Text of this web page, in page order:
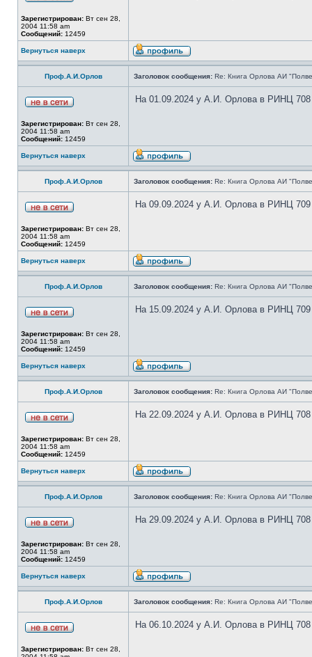
Зарегистрирован: Вт сен 28,
2004 11:58 am
Сообщений: 12459
Вернуться наверх
Проф.А.И.Орлов Заголовок сообщения: Re: Книга Орлова АИ
Зарегистрирован: Вт сен 28,
2004 11:58 am
Сообщений: 12459
На 01.09.2024 у А.И. Орлова в РИНЦ 708
Вернуться наверх
Проф.А.И.Орлов Заголовок сообщения: Re: Книга Орлова АИ
Зарегистрирован: Вт сен 28,
2004 11:58 am
Сообщений: 12459
На 09.09.2024 у А.И. Орлова в РИНЦ 709
Вернуться наверх
Проф.А.И.Орлов Заголовок сообщения: Re: Книга Орлова АИ
Зарегистрирован: Вт сен 28,
2004 11:58 am
Сообщений: 12459
На 15.09.2024 у А.И. Орлова в РИНЦ 709
Вернуться наверх
Проф.А.И.Орлов Заголовок сообщения: Re: Книга Орлова АИ
Зарегистрирован: Вт сен 28,
2004 11:58 am
Сообщений: 12459
На 22.09.2024 у А.И. Орлова в РИНЦ 708
Вернуться наверх
Проф.А.И.Орлов Заголовок сообщения: Re: Книга Орлова АИ
Зарегистрирован: Вт сен 28,
2004 11:58 am
Сообщений: 12459
На 29.09.2024 у А.И. Орлова в РИНЦ 708
Вернуться наверх
Проф.А.И.Орлов Заголовок сообщения: Re: Книга Орлова АИ
Зарегистрирован: Вт сен 28,
На 06.10.2024 у А.И. Орлова в РИНЦ 708